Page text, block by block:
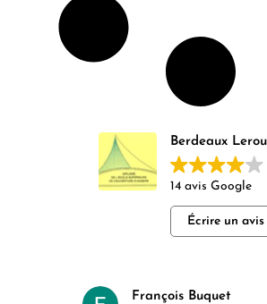
Berdeaux
14 avis Google
Écrire un avis
François Buquet